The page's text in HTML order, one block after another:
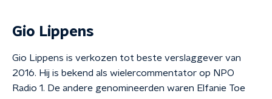
Gio Lippens
Gio Lippens is verkozen tot beste verslaggever van
2016. Hij is bekend als wielercommentator op NPO
Radio 1. De andere genomineerden waren Elfanie Toe